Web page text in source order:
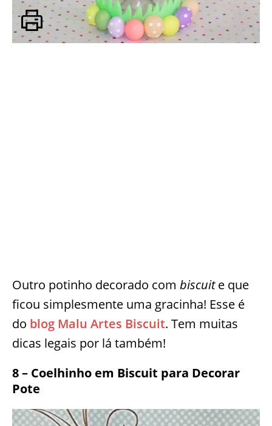
Outro potinho decorado com biscuite que
ficou simplesmente uma gracinha! Esse é
do blog Malu Artes Biscuit. Tem muitas
dicas legais por lá também!
8 – Coelhinho em Biscuit para Decorar
Pote